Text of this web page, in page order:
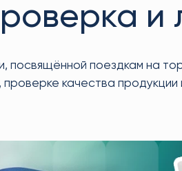
и
посвящённой поездкам на
проверке качества